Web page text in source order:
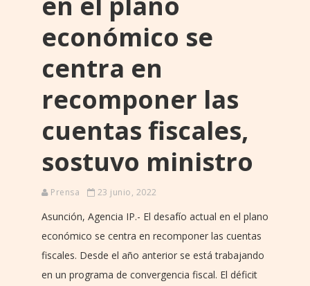
económico se
centra en
recomponer las
cuentas fiscales,
sostuvo ministro
Prensa 23 junio, 2022
Asunción, Agencia IP.- El desafío actual en el plano
económico se centra en recomponer las cuentas
fiscales. Desde el año anterior se está trabajando
en un programa de convergencia fiscal. El déficit